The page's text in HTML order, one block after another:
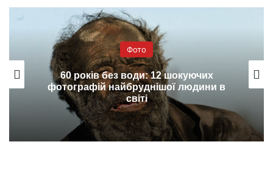
Фото
60 років без води: 12 шокуючих
фотографій найбруднішої людини в
світі